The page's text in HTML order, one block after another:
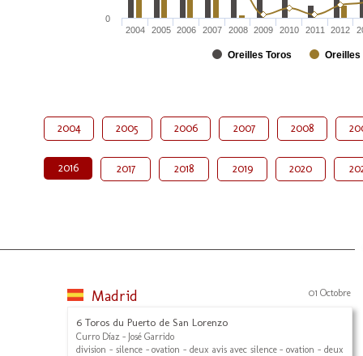
Oreilles Toros Oreilles
2004 2005 2006 2007 2008 2009 2010 2011 2012
0
2004 2005 2006 2007 2008
2016 2017 2018 2019 2020
Madrid 01 Octobre
6 Toros du Puerto de San Lorenzo
Curro Díaz - José Garrido
division - silence - ovation - deux avis avec silence - ovation - deux